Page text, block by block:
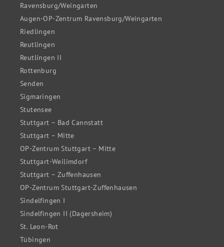
Ravensburg/Weingarten
Augen-OP-Zentrum Ravensburg/Weingarten
Riedlingen
Reutlingen
Reutlingen II
Rottenburg
Senden
Sigmaringen
Stutensee
Stuttgart – Bad Cannstatt
Stuttgart – Mitte
OP-Zentrum Stuttgart – Mitte
Stuttgart-Weilimdorf
Stuttgart – Zuffenhausen
OP-Zentrum Stuttgart-Zuffenhausen
Sindelfingen I
Sindelfingen II (Dagersheim)
St. Leon-Rot
Tübingen